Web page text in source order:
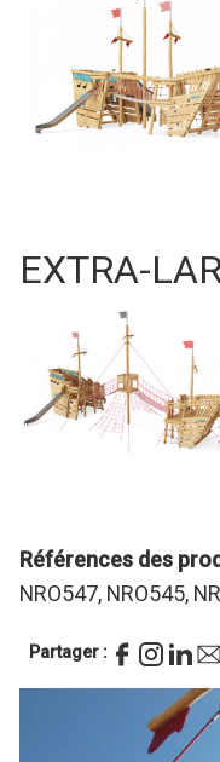
EXTRA-
Références des
NRO547, NRO545,
Partager :